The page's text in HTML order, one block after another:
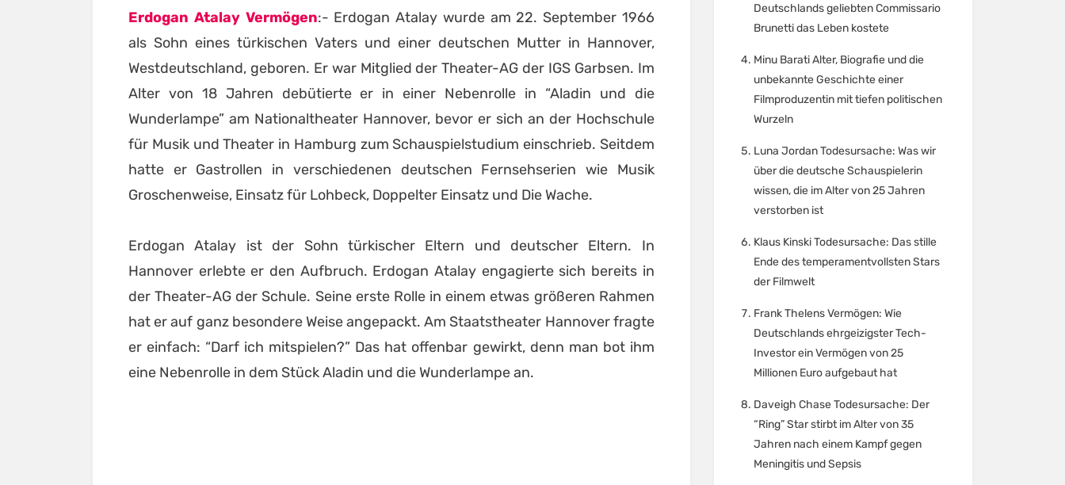
Erdogan Atalay Vermögen:- Erdogan Atalay wurde am 22. September 1966
als Sohn eines türkischen Vaters und einer deutschen Mutter in Hannover,
Westdeutschland, geboren. Er war Mitglied der Theater-AG der IGS Garbsen. Im
Alter von 18 Jahren debütierte er in einer Nebenrolle in “Aladin und die
Wunderlampe” am Nationaltheater Hannover, bevor er sich an der Hochschule
für Musik und Theater in Hamburg zum Schauspielstudium einschrieb. Seitdem
hatte er Gastrollen in verschiedenen deutschen Fernsehserien wie Musik
Groschenweise, Einsatz für Lohbeck, Doppelter Einsatz und Die Wache.
Erdogan Atalay ist der Sohn türkischer Eltern und deutscher Eltern. In
Hannover erlebte er den Aufbruch. Erdogan Atalay engagierte sich bereits in
der Theater-AG der Schule. Seine erste Rolle in einem etwas größeren Rahmen
hat er auf ganz besondere Weise angepackt. Am Staatstheater Hannover fragte
er einfach: “Darf ich mitspielen?” Das hat offenbar gewirkt, denn man bot ihm
eine Nebenrolle in dem Stück Aladin und die Wunderlampe an.
Deutschlands geliebten Commissario
Brunetti das Leben kostete
Minu Barati Alter, Biografie und die
unbekannte Geschichte einer
Filmproduzentin mit tiefen politischen
Wurzeln
Luna Jordan Todesursache: Was wir
über die deutsche Schauspielerin
wissen, die im Alter von 25 Jahren
verstorben ist
Klaus Kinski Todesursache: Das stille
Ende des temperamentvollsten Stars
der Filmwelt
Frank Thelens Vermögen: Wie
Deutschlands ehrgeizigster Tech-
Investor ein Vermögen von 25
Millionen Euro aufgebaut hat
Daveigh Chase Todesursache: Der
“Ring” Star stirbt im Alter von 35
Jahren nach einem Kampf gegen
Meningitis und Sepsis